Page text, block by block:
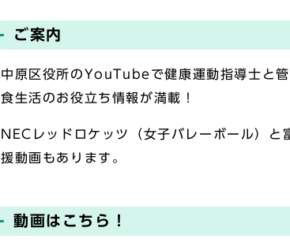
ご案内
中原区役所のYouTubeで健康運動指導士と
食生活のお役立ち情報が満載！
NECレッドロケッツ（女子バレーボール）
援動画もあります。
動画はこちら！